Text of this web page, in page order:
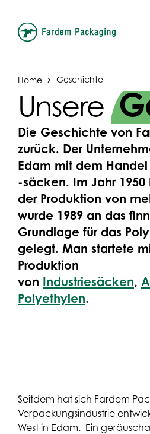
Home Geschichte
Unsere
Die Geschichte von
zurück. Der
Edam mit dem
-säcken. Im Jahr
der Produktion von
wurde 1989 an das
Grundlage für das
gelegt. Man startete
Produktion
von Industriesäcken,
Polyethylen.
Seitdem hat sich Fardem
Verpackungsindustrie
West in Edam. Ein